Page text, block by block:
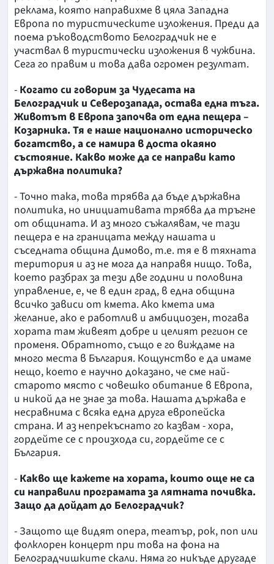
реклама, която направихме в цяла Западна
Европа по туристическите изложения. Преди да
поема ръководството Белоградчик не е
участвал в туристически изложения в чужбина.
Сега го правим и това дава огромен резултат.
- Когато си говорим за Чудесата на
Белоградчик и Северозапада, остава една тъга.
Животът в Европа започва от една пещера –
Козарника. Тя е наше национално историческо
богатство, а се намира в доста окаяно
състояние. Какво може да се направи като
държавна политика?
- Точно така, това трябва да бъде държавна
политика, но инициативата трябва да тръгне
от общината. И аз много съжалявам, че тази
пещера е на границата между нашата и
съседната община Димово, т.е. тя е в тяхната
територия и аз не мога да направя нищо. Това,
което разбрах за тези две години и половина
управление, е, че в един град, в една община
всичко зависи от кмета. Ако кмета има
желание, ако е работлив и амбициозен, тогава
хората там живеят добре и целият регион се
променя. Обратното, също е го виждаме на
много места в България. Кощунство е да имаме
нещо, което е научно доказано, че сме най-
старото място с човешко обитание в Европа,
и никой да не знае за това. Нашата държава е
несравнима с всяка една друга европейска
страна. И аз непрекъснато го казвам - хора,
гордейте се с произхода си, гордейте се с
България.
- Какво ще кажете на хората, които още не са
си направили програмата за лятната почивка.
Защо да дойдат до Белоградчик?
- Защото ще видят опера, театър, рок, поп или
фолклорен концерт при това на фона на
Белоградчишките скали. Няма го никъде другаде